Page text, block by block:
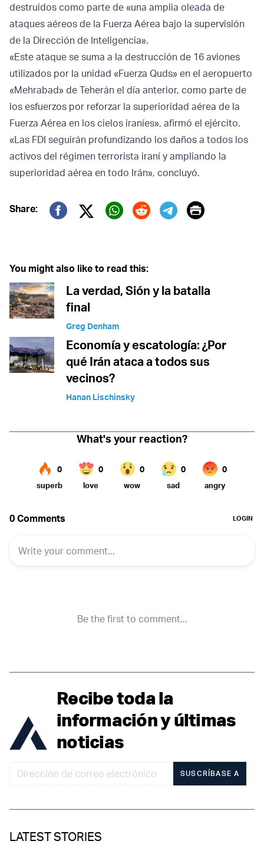
destruidos como parte de «una amplia oleada de
ataques aéreos de la Fuerza Aérea bajo la supervisión
de la Dirección de Inteligencia».
«Este ataque se suma a la destrucción de 16 aviones
utilizados por la unidad «Fuerza Quds» en el aeropuerto
«Mehrabad» de Teherán el día anterior, como parte de
los esfuerzos por reforzar la superioridad aérea de la
Fuerza Aérea en los cielos iraníes», afirmó el ejército.
«Las FDI seguirán profundizando los daños a todos los
activos del régimen terrorista iraní y ampliando la
superioridad aérea en todo Irán», concluyó.
Share:
Twitter (X)
Print
You might also like to read this:
La verdad, Sión y la batalla
final
Greg Denham
Economía y escatología: ¿Por
qué Irán ataca a todos sus
vecinos?
Hanan Lischinsky
Recibe toda la
información y últimas
noticias
SUSCRÍBASE A
LATEST STORIES